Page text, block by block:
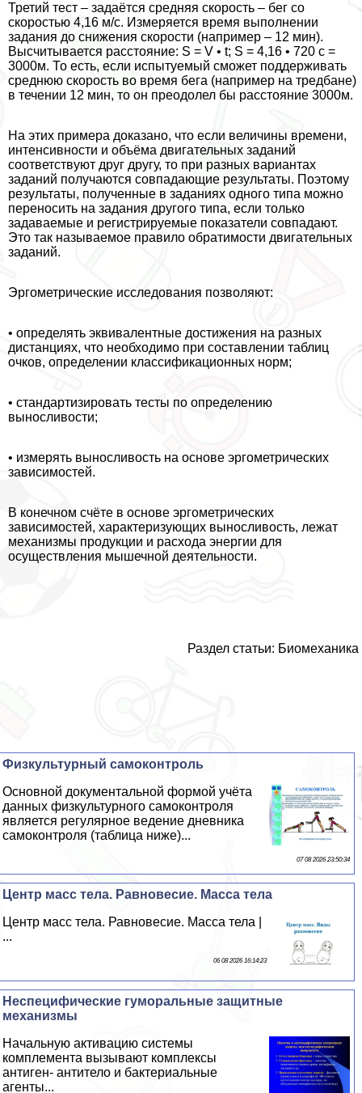
Третий тест – задаётся средняя скорость – бег со
скоростью 4,16 м/с. Измеряется время выполнении
задания до снижения скорости (например – 12 мин).
Высчитывается расстояние: S = V • t; S = 4,16 • 720 с =
3000м. То есть, если испытуемый сможет поддерживать
среднюю скорость во время бега (например на тредбане)
в течении 12 мин, то он преодолел бы расстояние 3000м.
На этих примера доказано, что если величины времени,
интенсивности и объёма двигательных заданий
соответствуют друг другу, то при разных вариантах
заданий получаются совпадающие результаты. Поэтому
результаты, полученные в заданиях одного типа можно
переносить на задания другого типа, если только
задаваемые и регистрируемые показатели совпадают.
Это так называемое правило обратимости двигательных
заданий.
Эргометрические исследования позволяют:
• определять эквивалентные достижения на разных
дистанциях, что необходимо при составлении таблиц
очков, определении классификационных норм;
• стандартизировать тесты по определению
выносливости;
• измерять выносливость на основе эргометрических
зависимостей.
В конечном счёте в основе эргометрических
зависимостей, хаpaктеризующих выносливость, лежат
механизмы продукции и расхода энергии для
осуществления мышечной деятельности.
Раздел статьи: Биомеханика
Физкультурный самоконтроль
Основной документальной формой учёта
данных физкультурного самоконтроля
является регулярное ведение дневника
самоконтроля (таблица ниже)...
07 08 2026 23:50:34
Центр масс тела. Равновесие. Масса тела
Центр масс тела. Равновесие. Масса тела |
...
06 08 2026 16:14:23
Неспецифические гумopaльные защитные
механизмы
Начальную активацию системы
комплемента вызывают комплексы
антиген- антитело и бактериальные
агенты...